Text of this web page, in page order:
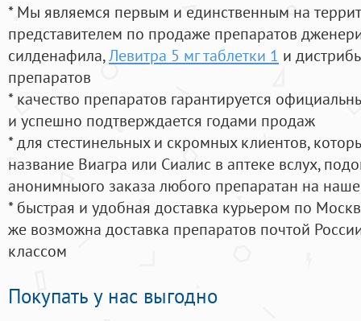
* Мы являемся первым и единственным на
представителем по продаже препаратов
силденафила,Левитра 5 мг таблетки 1 и
препаратов
* качество препаратов гарантируется
и успешно подтверждается годами продаж
* для стестинельных и скромных клиентов,
название Виагра или Сиалис в аптеке вслух,
анонимныого заказа любого препаратан на
* быстрая и удобная доставка курьером по
же возможна доставка препаратов почтой
классом
Покупать у нас выгодно